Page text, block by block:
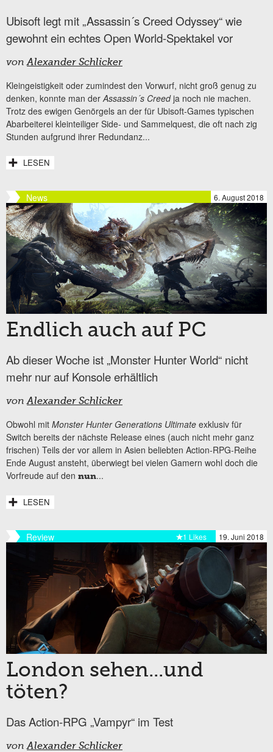
Ubisoft legt mit „Assassin´s Creed Odyssey“ wie
gewohnt ein echtes Open World-Spektakel vor
vonAlexander Schlicker
Kleingeistigkeit oder zumindest den Vorwurf, nicht groß genug zu
denken, konnte man der Assassin´s Creedja noch nie machen.
Trotz des ewigen Genörgels an der für Ubisoft-Games typischen
Abarbeiterei kleinteiliger Side- und Sammelquest, die oft nach zig
Stunden aufgrund ihrer Redundanz...
LESEN
News 6. August 2018
Endlich auch auf PC
Ab dieser Woche ist „Monster Hunter World“ nicht
mehr nur auf Konsole erhältlich
vonAlexander Schlicker
Obwohl mit Monster Hunter Generations Ultimate exklusiv für
Switch bereits der nächste Release eines (auch nicht mehr ganz
frischen) Teils der vor allem in Asien beliebten Action-RPG-Reihe
Ende August ansteht, überwiegt bei vielen Gamern wohl doch die
Vorfreude auf den nun...
LESEN
Review 19. Juni 2018
1 Likes
London sehen...und
töten?
Das Action-RPG „Vampyr“ im Test
vonAlexander Schlicker